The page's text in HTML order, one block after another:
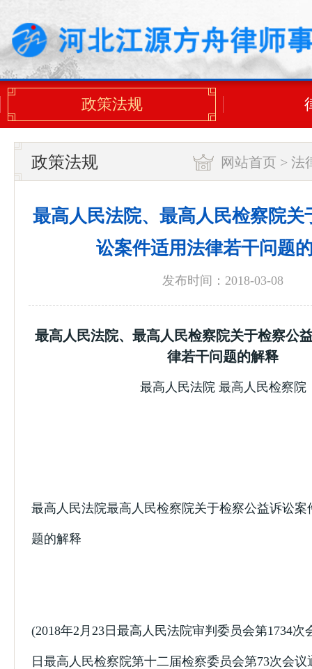
政策法规
网站首页 > 法
政策法规
最高人民法院、最高人民检察院关
讼案件适用法律若干问题
发布时间：2018-03-08
最高人民法院、最高人民检察院关于检察公
律若干问题的解释
最高人民法院 最高人民检察院
最高人民法院最高人民检察院关于检察公益诉讼案
题的解释
(2018年2月23日最高人民法院审判委员会第1734次
日最高人民检察院第十二届检察委员会第73次会议